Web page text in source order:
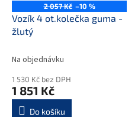
2 057 Kč –10 %
Vozík 4 ot.kolečka guma -
žlutý
Na objednávku
1 530 Kč bez DPH
1 851 Kč
Do košíku